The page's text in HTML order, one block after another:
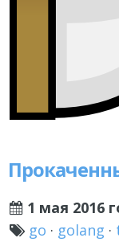
1 мая 2016
go · golang ·